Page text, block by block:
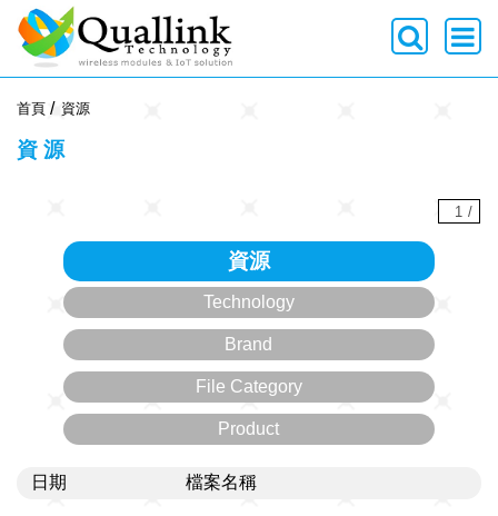
首頁 資源
資源
1 /
資源
Technology
Brand
File Category
Product
日期 檔案名稱